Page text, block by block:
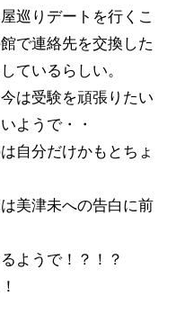
巡りデートを行くこ
で連絡先を交換した
ているらしい。
は受験を頑張りたい
ようで・・
自分だけかもとちょ
美津未への告白に前
ようで！？！？